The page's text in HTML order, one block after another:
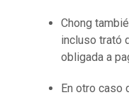
Chong
incluso trató
obligada a
En otro caso